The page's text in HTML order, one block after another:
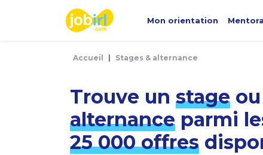
Mon orientation
Accueil Stages & alternance
Trouve un stage
alternance parmi
25 000 offres
Panneau de gestion des cookies